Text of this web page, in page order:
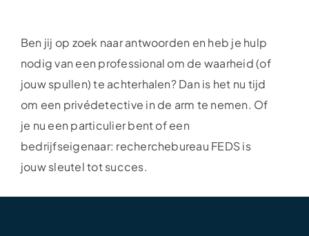
Ben jij op zoek naar antwoorden en heb je hulp
nodig van een professional om de waarheid (of
jouw spullen) te achterhalen? Dan is het nu tijd
om een privédetective in de arm te nemen. Of
je nu een particulier bent of een
bedrijfseigenaar: recherchebureau FEDS is
jouw sleutel tot succes.